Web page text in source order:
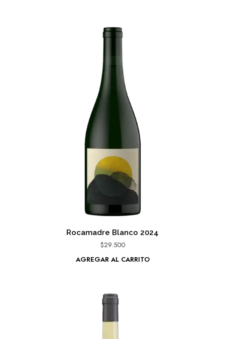
Rocamadre Blanco 2024
$29.500
AGREGAR AL CARRITO